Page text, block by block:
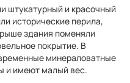
штукатурный и красочный
исторические перила,
здания поменяли
покрытие. В
минераловатные
и имеют малый вес.